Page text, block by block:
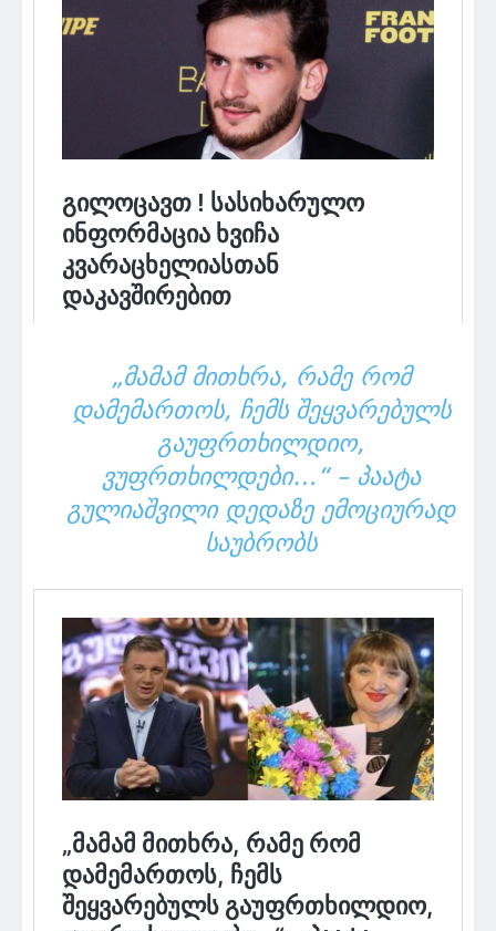
„ᲛᲐᲛᲐᲛ ᲛᲘᲗᲮᲠᲐ, ᲠᲐᲛᲔ ᲠᲝᲛ
ᲓᲐᲛᲔᲛᲐᲠᲗᲝᲡ, ᲩᲔᲛᲡ ᲨᲔᲧᲕᲐᲠᲔᲑᲣᲚᲡ
ᲒᲐᲣᲤᲠᲗᲮᲘᲚᲓᲘᲝ,
ᲕᲣᲤᲠᲗᲮᲘᲚᲓᲔᲑᲘ…“ – ᲞᲐᲐᲢᲐ
ᲒᲣᲚᲘᲐᲨᲕᲘᲚᲘ ᲓᲔᲓᲐᲖᲔ ᲔᲛᲝᲪᲘᲣᲠᲐᲓ
ᲡᲐᲣᲑᲠᲝᲑᲡ